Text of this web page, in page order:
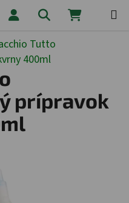
Hľadať
Tutto
400ml
prípravok